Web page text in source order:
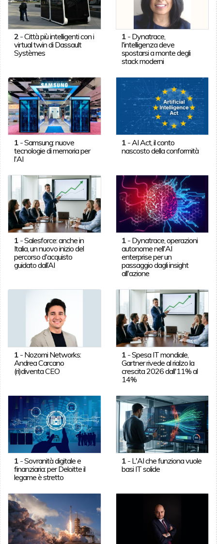
2-Città più intelligenti con i
virtual twin di Dassault
Systèmes
1 - Dynatrace,
l'intelligenza deve
spostarsi a monte degli
stack moderni
1-Samsung: nuove
tecnologie di memoria per
l'AI
1 - AI Act, il conto
nascosto della conformità
1-Salesforce: anche in
Italia, un nuovo inizio del
percorso d'acquisto
guidato dall’AI
1 - Dynatrace, operazioni
autonome nell'AI
enterprise per un
passaggio dagli insight
all'azione
1- Nozomi Networks:
Andrea Carcano
(ri)diventa CEO
1 -Spesa IT mondiale,
Gartner rivede al rialzo la
crescita 2026 dall'11% al
14%
1-Sovranità digitale e
finanziaria: per Deloitte il
legame è stretto
1 - L'AI che funziona vuole
basi IT solide